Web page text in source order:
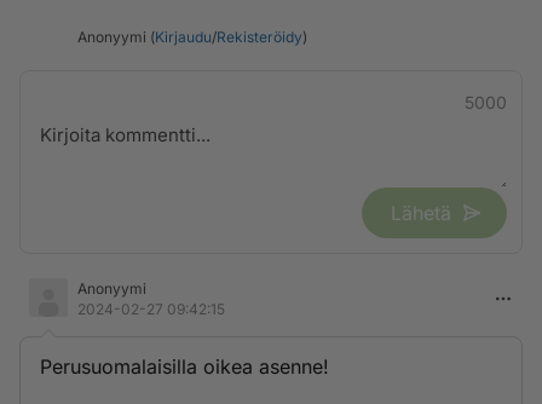
Anonyymi (Kirjaudu/Rekisteröidy)
5000
Lähetä
Anonyymi
2024-02-27 09:42:15
Perusuomalaisilla oikea asenne!